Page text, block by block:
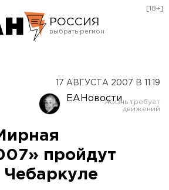
РОССИЯ
Оренбург
[18+]
17 АВГУСТА 2007 В 11:19
ЕАНовости
пройдут
Чебаркуле